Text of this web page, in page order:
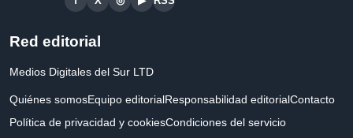
Red editorial
Medios Digitales del Sur LTD
Quiénes somosEquipo editorialResponsabilidad editorialContacto
Política de privacidad y cookiesCondiciones del servicio